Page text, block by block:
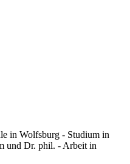
in Wolfsburg - Studium in
und Dr. phil. - Arbeit in